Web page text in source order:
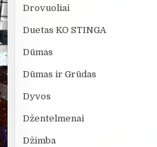
Drovuoliai
Duetas KO STINGA
Dūmas
Dūmas ir Grūdas
Dyvos
Džentelmenai
Džimba